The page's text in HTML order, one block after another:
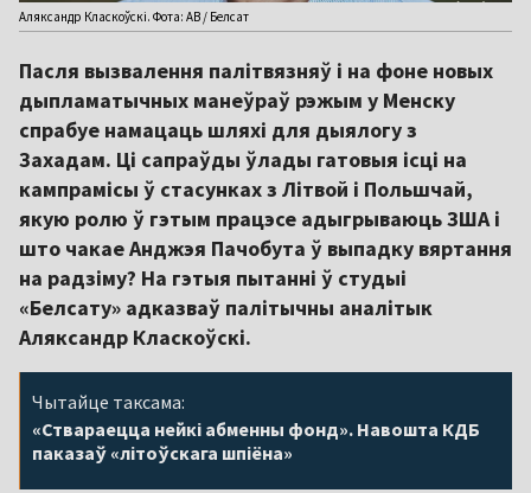
Аляксандр Класкоўскі. Фота: АВ / Белсат
Пасля вызвалення палітвязняў і на фоне новых
дыпламатычных манеўраў рэжым у Менску
спрабуе намацаць шляхі для дыялогу з
Захадам. Ці сапраўды ўлады гатовыя ісці на
кампрамісы ў стасунках з Літвой і Польшчай,
якую ролю ў гэтым працэсе адыгрываюць ЗША і
што чакае Анджэя Пачобута ў выпадку вяртання
на радзіму? На гэтыя пытанні ў студыі
«Белсату» адказваў палітычны аналітык
Аляксандр Класкоўскі.
Чытайце таксама:
«Ствараецца нейкі абменны фонд». Навошта КДБ
паказаў «літоўскага шпіёна»